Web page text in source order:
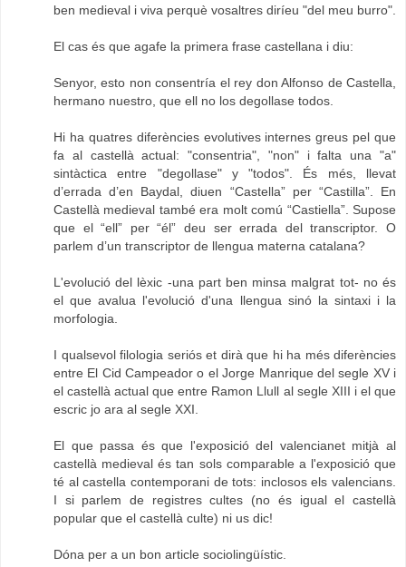
ben medieval i viva perquè vosaltres diríeu "del meu burro".
El cas és que agafe la primera frase castellana i diu:
Senyor, esto non consentría el rey don Alfonso de Castella,
hermano nuestro, que ell no los degollase todos.
Hi ha quatres diferències evolutives internes greus pel que
fa al castellà actual: "consentria", "non" i falta una "a"
sintàctica entre "degollase" y "todos". És més, llevat
d’errada d’en Baydal, diuen “Castella” per “Castilla”. En
Castellà medieval també era molt comú “Castiella”. Supose
que el “ell” per “él” deu ser errada del transcriptor. O
parlem d’un transcriptor de llengua materna catalana?
L'evolució del lèxic -una part ben minsa malgrat tot- no és
el que avalua l'evolució d'una llengua sinó la sintaxi i la
morfologia.
I qualsevol filologia seriós et dirà que hi ha més diferències
entre El Cid Campeador o el Jorge Manrique del segle XV i
el castellà actual que entre Ramon Llull al segle XIII i el que
escric jo ara al segle XXI.
El que passa és que l'exposició del valencianet mitjà al
castellà medieval és tan sols comparable a l'exposició que
té al castella contemporani de tots: inclosos els valencians.
I si parlem de registres cultes (no és igual el castellà
popular que el castellà culte) ni us dic!
Dóna per a un bon article sociolingüístic.